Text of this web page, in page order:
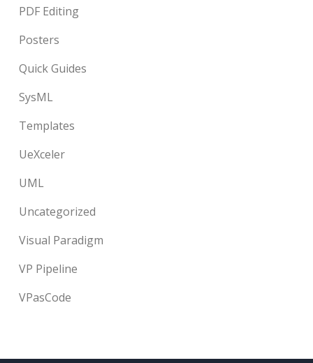
PDF Editing
Posters
Quick Guides
SysML
Templates
UeXceler
UML
Uncategorized
Visual Paradigm
VP Pipeline
VPasCode